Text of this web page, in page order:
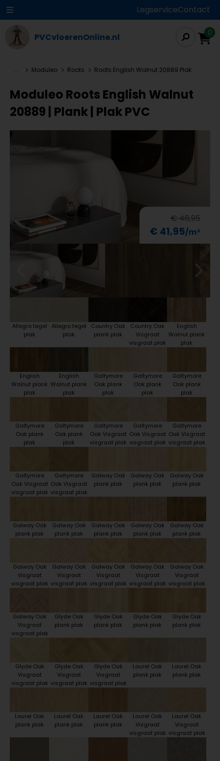
LegserviceContact
PVCvloerenOnline.nl 0
... Moduleo Roots Roots English Walnut 20889 Plak
Moduleo Roots English Walnut
20889 | Plank | Plak PVC
€ 46,95
€ 41,95
Allegro tegel
plak
Allegro tegel
plak
Country Oak
plank plak
Country Oak
Visgraat
visgraat plak
English
Walnut plank
plak
English
Walnut plank
plak
English
Walnut plank
plak
Galtymore
Oak plank
plak
Galtymore
Oak plank
plak
Galtymore
Oak plank
plak
Galtymore
Oak plank
plak
Galtymore
Oak plank
plak
Galtymore
Oak Visgraat
visgraat plak
Galtymore
Oak Visgraat
visgraat plak
Galtymore
Oak Visgraat
visgraat plak
Galtymore
Oak Visgraat
visgraat plak
Galtymore
Oak Visgraat
visgraat plak
Galway Oak
plank plak
Galway Oak
plank plak
Galway Oak
plank plak
Galway Oak
plank plak
Galway Oak
plank plak
Galway Oak
plank plak
Galway Oak
plank plak
Galway Oak
plank plak
Galway Oak
Visgraat
visgraat plak
Galway Oak
Visgraat
visgraat plak
Galway Oak
Visgraat
visgraat plak
Galway Oak
Visgraat
visgraat plak
Galway Oak
Visgraat
visgraat plak
Galway Oak
Visgraat
visgraat plak
Glyde Oak
plank plak
Glyde Oak
plank plak
Glyde Oak
plank plak
Glyde Oak
plank plak
Glyde Oak
Visgraat
visgraat plak
Glyde Oak
Visgraat
visgraat plak
Glyde Oak
Visgraat
visgraat plak
Laurel Oak
plank plak
Laurel Oak
plank plak
Laurel Oak
plank plak
Laurel Oak
plank plak
Laurel Oak
plank plak
Laurel Oak
Visgraat
visgraat plak
Laurel Oak
Visgraat
visgraat plak